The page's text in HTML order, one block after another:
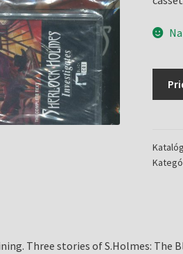
kazeta
Three stories of S.Holmes: The